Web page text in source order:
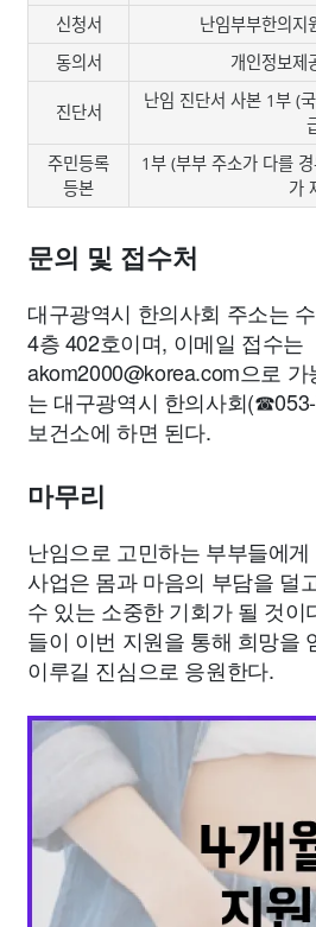
신청서
난임부부한의지
동의서
개인정보제
진단서
난임 진단서 사본 1부 (
주민등록
등본
1부 (부부 주소가 다를
가
문의 및 접수처
대구광역시 한의사회 주소는
4층 402호이며, 이메일 접수는
akom2000@korea.com으로
는 대구광역시 한의사회
보건소에 하면 된다.
마무리
난임으로 고민하는 부부들에
사업은 몸과 마음의 부담을 덜
수 있는 소중한 기회가 될 것이
들이 이번 지원을 통해 희망을
이루길 진심으로 응원한다.